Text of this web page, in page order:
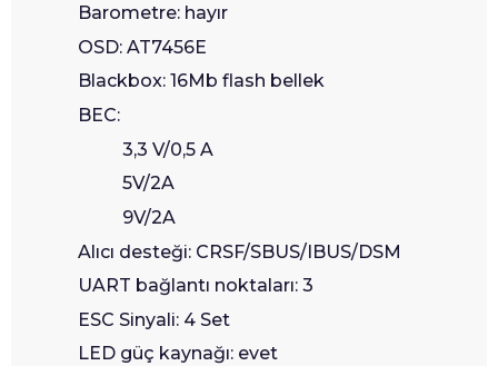
Barometre: hayır
OSD: AT7456E
Blackbox: 16Mb flash bellek
BEC:
3,3 V/0,5 A
5V/2A
9V/2A
Alıcı desteği: CRSF/SBUS/IBUS/DSM
UART bağlantı noktaları: 3
ESC Sinyali: 4 Set
LED güç kaynağı: evet